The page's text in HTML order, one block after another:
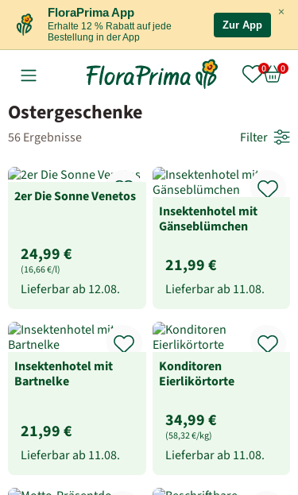
×
FloraPrima App
Erhalte 12 % Rabatt auf jede
Bestellung in der App
Zur App
Ostergeschenke
56 Ergebnisse Filter
2er Die Sonne Venetos
24,99 €
(16,66 €/l)
Lieferbar ab 12.08.
Insektenhotel mit
Gänseblümchen
21,99 €
Lieferbar ab 11.08.
Insektenhotel mit
Bartnelke
21,99 €
Lieferbar ab 11.08.
Konditoren
Eierlikörtorte
34,99 €
(58,32 €/kg)
Lieferbar ab 11.08.